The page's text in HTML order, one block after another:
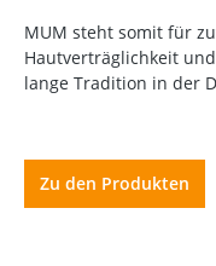
MUM steht somit für
Hautverträglichkeit
lange Tradition in der
Zu den Produkten